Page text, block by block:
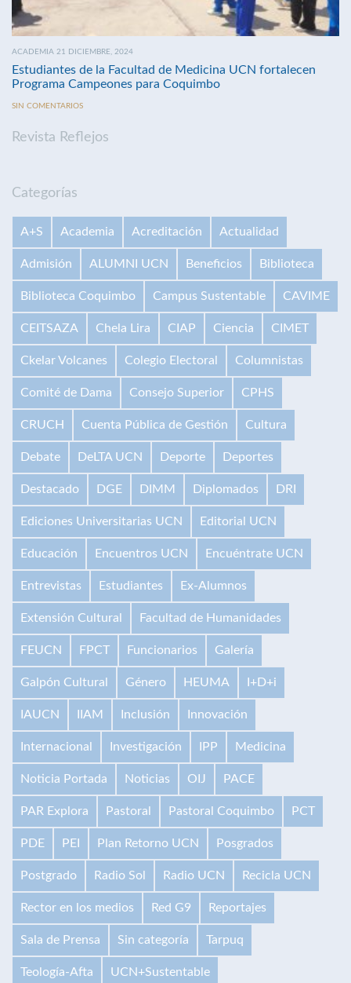
ACADEMIA 21 DICIEMBRE, 2024
Estudiantes de la Facultad de Medicina UCN fortalecen
Programa Campeones para Coquimbo
SIN COMENTARIOS
Revista Reflejos
Categorías
A+S Academia Acreditación Actualidad
Admisión ALUMNI UCN Beneficios Biblioteca
Biblioteca Coquimbo Campus Sustentable CAVIME
CEITSAZA Chela Lira CIAP Ciencia CIMET
Ckelar Volcanes Colegio Electoral Columnistas
Comité de Dama Consejo Superior CPHS
CRUCH Cuenta Pública de Gestión Cultura
Debate DeLTA UCN Deporte Deportes
Destacado DGE DIMM Diplomados DRI
Ediciones Universitarias UCN Editorial UCN
Educación Encuentros UCN Encuéntrate UCN
Entrevistas Estudiantes Ex-Alumnos
Extensión Cultural Facultad de Humanidades
FEUCN FPCT Funcionarios Galería
Galpón Cultural Género HEUMA I+D+i
IAUCN IIAM Inclusión Innovación
Internacional Investigación IPP Medicina
Noticia Portada Noticias OIJ PACE
PAR Explora Pastoral Pastoral Coquimbo PCT
PDE PEI Plan Retorno UCN Posgrados
Postgrado Radio Sol Radio UCN Recicla UCN
Rector en los medios Red G9 Reportajes
Sala de Prensa Sin categoría Tarpuq
Teología-Afta UCN+Sustentable